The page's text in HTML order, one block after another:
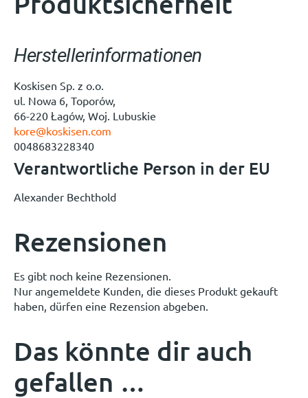
Herstellerinformationen
Koskisen Sp. z o.o.
ul. Nowa 6, Toporów,
66-220 Łagów, Woj. Lubuskie
kore@koskisen.com
0048683228340
Verantwortliche Person in der EU
Alexander Bechthold
Rezensionen
Es gibt noch keine Rezensionen.
Nur angemeldete Kunden, die dieses Produkt gekauft
haben, dürfen eine Rezension abgeben.
Das könnte dir auch
gefallen …